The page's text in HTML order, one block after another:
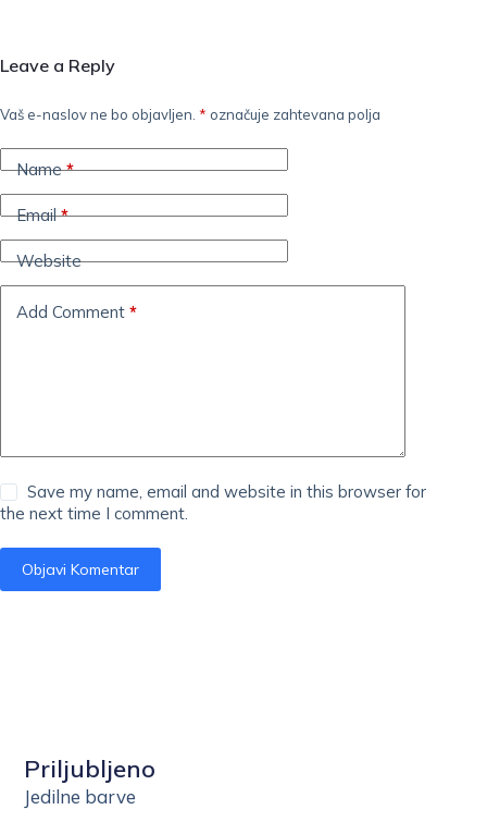
Leave a Reply
Vaš e-naslov ne bo objavljen. * označuje zahtevana polja
Name*
Email*
Website
Add Comment *
Save my name, email and website in this browser for
the next time I comment.
Objavi Komentar
Priljubljeno
Jedilne barve